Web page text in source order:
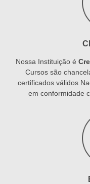
Nossa Instituição é
Cursos são
certificados válidos
em conformidade